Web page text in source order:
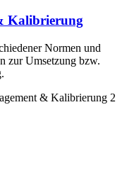
Kalibrierung
Normen und
zur Umsetzung bzw.
& Kalibrierung 2